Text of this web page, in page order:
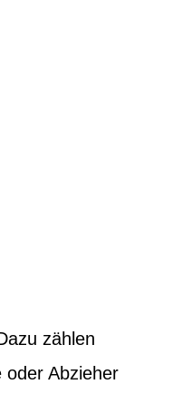
zählen
oder Abzieher